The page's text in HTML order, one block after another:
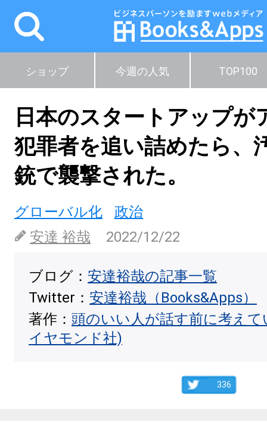
ショップ 今週の人気 TOP100
日本のスタートアップが
犯罪者を追い詰めたら、
銃で襲撃された。
グローバル化
政治
安達 裕哉
2022/12/22
ブログ： 安達裕哉の記事一覧
Twitter： 安達裕哉（Books&Apps）
著作： 頭のいい人が話す前に考え
イヤモンド社)
336